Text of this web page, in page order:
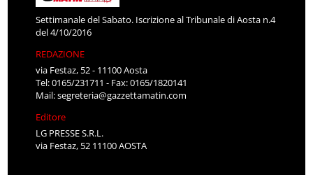
Settimanale del Sabato. Iscrizione al Tribunale di Aosta n.4
del 4/10/2016
REDAZIONE
via Festaz, 52 - 11100 Aosta
Tel: 0165/231711 - Fax: 0165/1820141
Mail:segreteria@gazzettamatin.com
Editore
LG PRESSE S.R.L.
via Festaz, 52 11100 AOSTA